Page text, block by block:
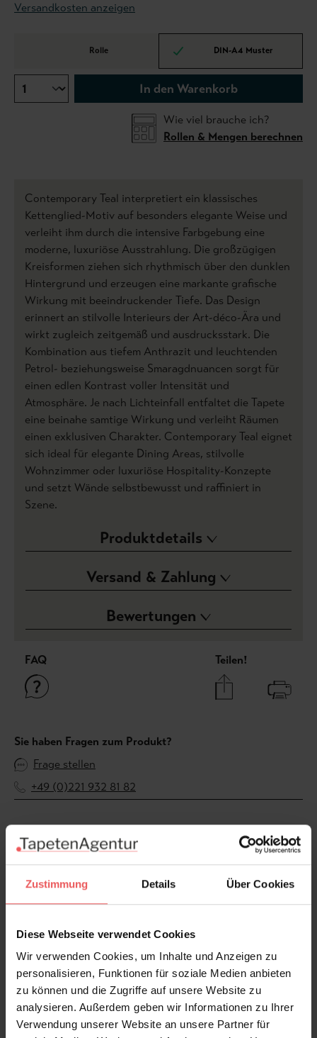
Zustimmung Details Über Cookies
Diese Webseite verwendet Cookies
Wir verwenden Cookies, um Inhalte und Anzeigen zu
personalisieren, Funktionen für soziale Medien anbieten
zu können und die Zugriffe auf unsere Website zu
analysieren. Außerdem geben wir Informationen zu Ihrer
Verwendung unserer Website an unsere Partner für
Versandkosten anzeigen
Rolle DIN-A4 Muster
In den Warenkorb
Wie viel brauche ich?
Rollen & Mengen berechnen
Contemporary Teal interpretiert ein klassisches
Kettenglied-Motiv auf besonders elegante Weise und
verleiht ihm durch die intensive Farbgebung eine
moderne, luxuriöse Ausstrahlung. Die großzügigen
Kreisformen ziehen sich rhythmisch über den dunklen
Hintergrund und erzeugen eine markante grafische
Wirkung mit beeindruckender Tiefe. Das Design
erinnert an stilvolle Interieurs der Art-déco-Ära und
wirkt zugleich zeitgemäß und ausdrucksstark. Die
Kombination aus tiefem Anthrazit und leuchtenden
Petrol- beziehungsweise Smaragdnuancen sorgt für
einen edlen Kontrast voller Intensität und
Atmosphäre. Je nach Lichteinfall entfaltet die Tapete
eine beinahe samtige Wirkung und verleiht Räumen
einen exklusiven Charakter. Contemporary Teal eignet
sich ideal für elegante Dining Areas, stilvolle
Wohnzimmer oder luxuriöse Hospitality-Konzepte
und setzt Wände selbstbewusst und raffiniert in
Szene.
Produktdetails
Versand & Zahlung
Bewertungen
FAQ Teilen!
Sie haben Fragen zum Produkt?
Frage stellen
+49 (0)221 932 81 82
Produktgalerie überspringen
Varianten